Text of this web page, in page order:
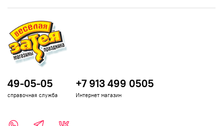
49-05-05
справочная служба
+7 913 499 0505
Интернет магазин